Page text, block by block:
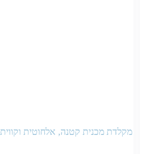
מקלדת מכנית קטנה, אלחוטית וקווית RGB K84